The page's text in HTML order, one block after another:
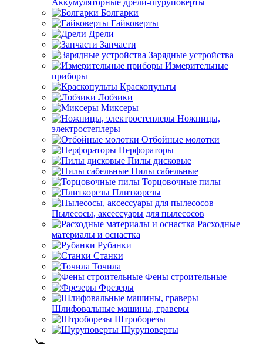
Аккумуляторные дрели-шуруповёрты
Болгарки
Гайковерты
Дрели
Запчасти
Зарядные устройства
Измерительные
приборы
Краскопульты
Лобзики
Миксеры
Ножницы,
электростеплеры
Отбойные молотки
Перфораторы
Пилы дисковые
Пилы сабельные
Торцовочные пилы
Плиткорезы
Пылесосы, аксессуары для пылесосов
Расходные
материалы и оснастка
Рубанки
Станки
Точила
Фены строительные
Фрезеры
Шлифовальные машины, граверы
Штроборезы
Шуруповерты